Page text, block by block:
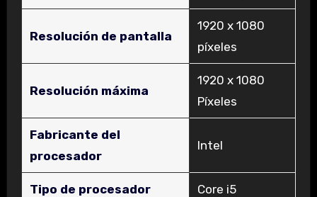
Resolución de pantalla
‎1920 x 1080
píxeles
Resolución máxima
‎1920 x 1080
Píxeles
Fabricante del
procesador
‎Intel
Tipo de procesador ‎Core i5